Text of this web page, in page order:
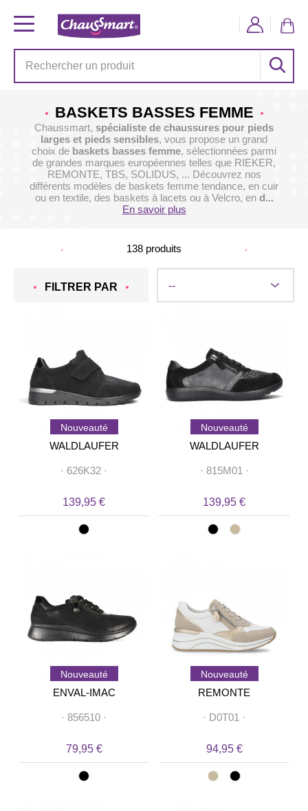
BASKETS BASSES FEMME
Chaussmart, spécialiste de chaussures pour pieds
larges et pieds sensibles, vous propose un grand
choix de baskets basses femme, sélectionnées parmi
de grandes marques européennes telles que RIEKER,
REMONTE, TBS, SOLIDUS, ... Découvrez nos
différents modèles de baskets femme tendance, en cuir
ou en textile, des baskets à lacets ou à Velcro, en d...
En savoir plus
138 produits
FILTRER PAR
Nouveauté
WALDLAUFER
· 626K32 ·
139,95 €
Nouveauté
WALDLAUFER
· 815M01 ·
139,95 €
Nouveauté
ENVAL-IMAC
· 856510 ·
79,95 €
Nouveauté
REMONTE
· D0T01 ·
94,95 €